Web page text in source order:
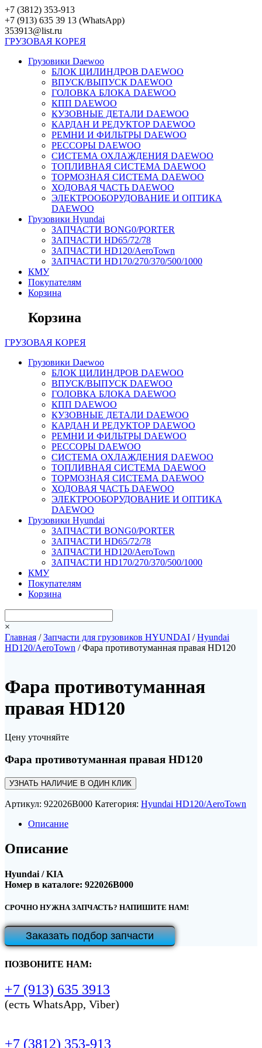
Перейти
к
контенту
+7 (3812) 353-913
+7 (913) 635 39 13 (WhatsApp)
353913@list.ru
ГРУЗОВАЯ КОРЕЯ
Грузовики Daewoo
БЛОК ЦИЛИНДРОВ DAEWOO
ВПУСК/ВЫПУСК DAEWOO
ГОЛОВКА БЛОКА DAEWOO
КПП DAEWOO
КУЗОВНЫЕ ДЕТАЛИ DAEWOO
КАРДАН И РЕДУКТОР DAEWOO
РЕМНИ И ФИЛЬТРЫ DAEWOO
РЕССОРЫ DAEWOO
СИСТЕМА ОХЛАЖДЕНИЯ DAEWOO
ТОПЛИВНАЯ СИСТЕМА DAEWOO
ТОРМОЗНАЯ СИСТЕМА DAEWOO
ХОДОВАЯ ЧАСТЬ DAEWOO
ЭЛЕКТРООБОРУДОВАНИЕ И ОПТИКА
DAEWOO
Грузовики Hyundai
ЗАПЧАСТИ BONG0/PORTER
ЗАПЧАСТИ HD65/72/78
ЗАПЧАСТИ HD120/AeroTown
ЗАПЧАСТИ HD170/270/370/500/1000
КМУ
Покупателям
Корзина
Корзина
ГРУЗОВАЯ КОРЕЯ
Грузовики Daewoo
БЛОК ЦИЛИНДРОВ DAEWOO
ВПУСК/ВЫПУСК DAEWOO
ГОЛОВКА БЛОКА DAEWOO
КПП DAEWOO
КУЗОВНЫЕ ДЕТАЛИ DAEWOO
КАРДАН И РЕДУКТОР DAEWOO
РЕМНИ И ФИЛЬТРЫ DAEWOO
РЕССОРЫ DAEWOO
СИСТЕМА ОХЛАЖДЕНИЯ DAEWOO
ТОПЛИВНАЯ СИСТЕМА DAEWOO
ТОРМОЗНАЯ СИСТЕМА DAEWOO
ХОДОВАЯ ЧАСТЬ DAEWOO
ЭЛЕКТРООБОРУДОВАНИЕ И ОПТИКА
DAEWOO
Грузовики Hyundai
ЗАПЧАСТИ BONG0/PORTER
ЗАПЧАСТИ HD65/72/78
ЗАПЧАСТИ HD120/AeroTown
ЗАПЧАСТИ HD170/270/370/500/1000
КМУ
Покупателям
Корзина
×
Главная /Запчасти для грузовиков HYUNDAI /Hyundai
HD120/AeroTown / Фара противотуманная правая HD120
Фара противотуманная
правая HD120
Цену уточняйте
Фара противотуманная правая HD120
УЗНАТЬ НАЛИЧИЕ В ОДИН КЛИК
Артикул: 922026B000 Категория: Hyundai HD120/AeroTown
Описание
Описание
Hyundai / KIA
Номер в каталоге: 922026B000
СРОЧНО НУЖНА ЗАПЧАСТЬ? НАПИШИТЕ НАМ!
Заказать подбор запчасти
ПОЗВОНИТЕ НАМ:
+7 (913) 635 3913
(есть WhatsApp, Viber)
+7 (3812) 353-913